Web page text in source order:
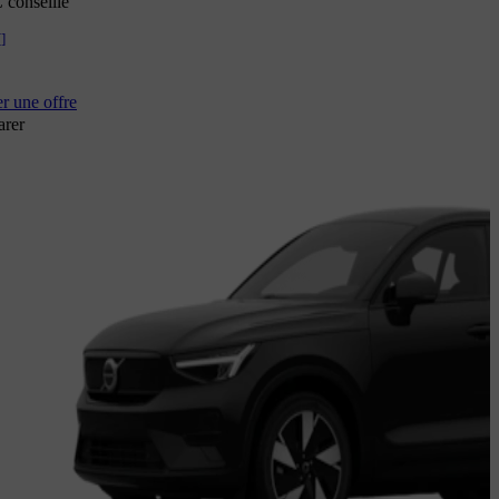
]
une offre